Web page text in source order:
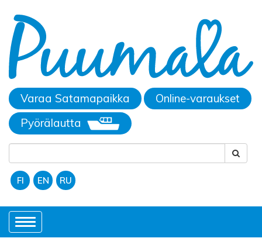
Varaa Satamapaikka
Online-varaukset
Pyörälautta
FI EN RU
Toggle
navigation